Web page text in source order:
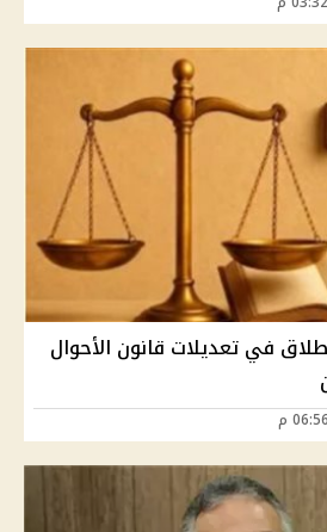
في تعديلات قانون الأحوال